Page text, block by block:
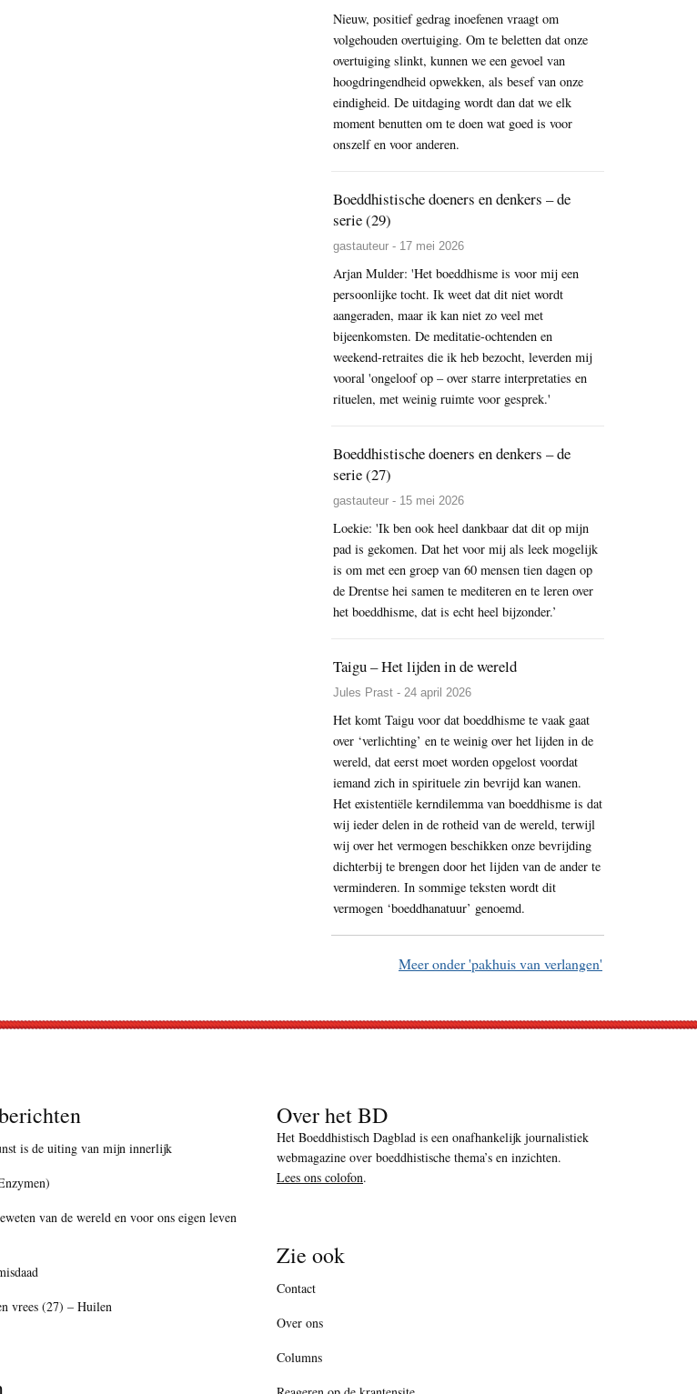
Nieuw, positief gedrag inoefenen vraagt om
volgehouden overtuiging. Om te beletten dat onze
overtuiging slinkt, kunnen we een gevoel van
hoogdringendheid opwekken, als besef van onze
eindigheid. De uitdaging wordt dan dat we elk
moment benutten om te doen wat goed is voor
onszelf en voor anderen.
Boeddhistische doeners en denkers – de
serie (29)
gastauteur - 17 mei 2026
Arjan Mulder: 'Het boeddhisme is voor mij een
persoonlijke tocht. Ik weet dat dit niet wordt
aangeraden, maar ik kan niet zo veel met
bijeenkomsten. De meditatie-ochtenden en
weekend-retraites die ik heb bezocht, leverden mij
vooral 'ongeloof op – over starre interpretaties en
rituelen, met weinig ruimte voor gesprek.'
Boeddhistische doeners en denkers – de
serie (27)
gastauteur - 15 mei 2026
Loekie: 'Ik ben ook heel dankbaar dat dit op mijn
pad is gekomen. Dat het voor mij als leek mogelijk
is om met een groep van 60 mensen tien dagen op
de Drentse hei samen te mediteren en te leren over
het boeddhisme, dat is echt heel bijzonder.’
Taigu – Het lijden in de wereld
Jules Prast - 24 april 2026
Het komt Taigu voor dat boeddhisme te vaak gaat
over ‘verlichting’ en te weinig over het lijden in de
wereld, dat eerst moet worden opgelost voordat
iemand zich in spirituele zin bevrijd kan wanen.
Het existentiële kerndilemma van boeddhisme is dat
wij ieder delen in de rotheid van de wereld, terwijl
wij over het vermogen beschikken onze bevrijding
dichterbij te brengen door het lijden van de ander te
verminderen. In sommige teksten wordt dit
vermogen ‘boeddhanatuur’ genoemd.
Meer onder 'pakhuis van verlangen'
is de uiting van mijn innerlijk
van de wereld en voor ons eigen leven
vrees (27) – Huilen
Over het BD
Het Boeddhistisch Dagblad is een onafhankelijk journalistiek
webmagazine over boeddhistische thema’s en inzichten.
Lees ons colofon.
Zie ook
Contact
Over ons
Columns